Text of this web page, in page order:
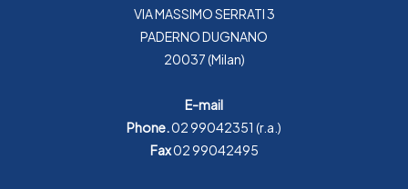
VIA MASSIMO SERRATI 3
PADERNO DUGNANO
20037 (Milan)
E-mail
Phone.02 99042351 (r.a.)
Fax02 99042495